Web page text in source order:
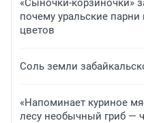
«Сыночки-корзиночки»
почему уральские
цветов
Соль земли
«Напоминает куриное
лесу необычный гриб —